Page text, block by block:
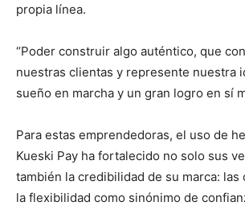
propia línea.
“Poder construir algo auténtico, que
nuestras clientas y represente nuestra
sueño en marcha y un gran logro en sí
Para estas emprendedoras, el uso de
Kueski Pay ha fortalecido no solo sus
también la credibilidad de su marca:
la flexibilidad como sinónimo de